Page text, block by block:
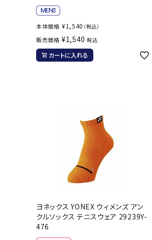
本体価格 ¥1,540 （税込）
販売価格 ¥1,540 税込
カートに入れる
ヨネックス YONEX ウィメンズ アン
クルソックス テニスウェア 29239Y-
476